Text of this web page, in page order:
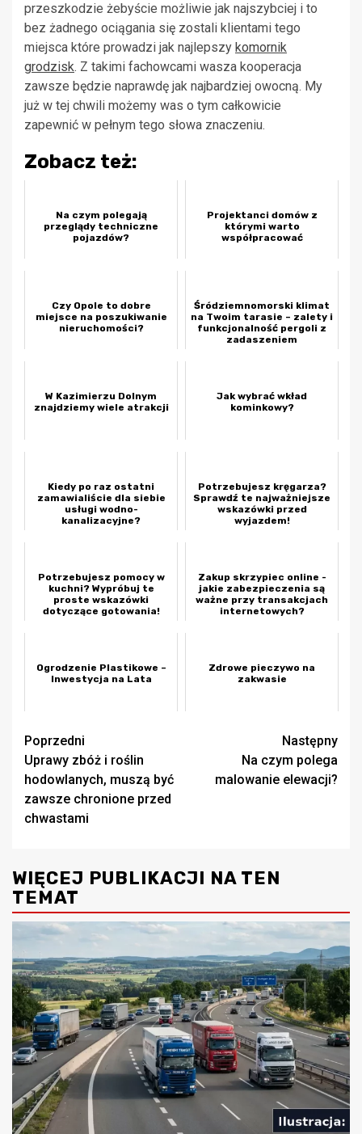
przeszkodzie żebyście możliwie jak najszybciej i to
bez żadnego ociągania się zostali klientami tego
miejsca które prowadzi jak najlepszy komornik
grodzisk. Z takimi fachowcami wasza kooperacja
zawsze będzie naprawdę jak najbardziej owocną. My
już w tej chwili możemy was o tym całkowicie
zapewnić w pełnym tego słowa znaczeniu.
Zobacz też:
Na czym polegają
przeglądy techniczne
pojazdów?
Projektanci domów z
którymi warto
współpracować
Czy Opole to dobre
miejsce na poszukiwanie
nieruchomości?
Śródziemnomorski klimat
na Twoim tarasie – zalety i
funkcjonalność pergoli z
zadaszeniem
W Kazimierzu Dolnym
znajdziemy wiele atrakcji
Jak wybrać wkład
kominkowy?
Kiedy po raz ostatni
zamawialiście dla siebie
usługi wodno-
kanalizacyjne?
Potrzebujesz kręgarza?
Sprawdź te najważniejsze
wskazówki przed
wyjazdem!
Potrzebujesz pomocy w
kuchni? Wypróbuj te
proste wskazówki
dotyczące gotowania!
Zakup skrzypiec online -
jakie zabezpieczenia są
ważne przy transakcjach
internetowych?
Ogrodzenie Plastikowe –
Inwestycja na Lata
Zdrowe pieczywo na
zakwasie
Zobacz
wpisy
Poprzedni
Uprawy zbóż i roślin
hodowlanych, muszą być
zawsze chronione przed
chwastami
Następny
Na czym polega
malowanie elewacji?
WIĘCEJ PUBLIKACJI NA TEN
TEMAT